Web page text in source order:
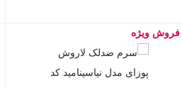
بستن
فروش ویژه